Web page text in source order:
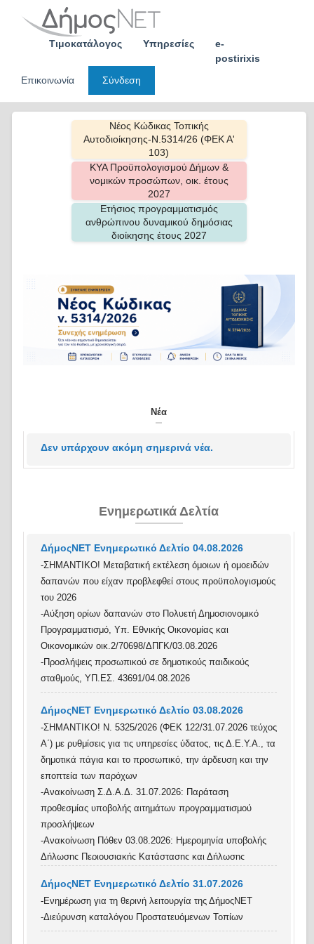
Τιμοκατάλογος Υπηρεσίες
e-
postirixis
Επικοινωνία
Σύνδεση
Νέος Κώδικας Τοπικής
Αυτοδιοίκησης-Ν.5314/26 (ΦΕΚ Α'
103)
ΚΥΑ Προϋπολογισμού Δήμων &
νομικών προσώπων, οικ. έτους
2027
Ετήσιος προγραμματισμός
ανθρώπινου δυναμικού δημόσιας
διοίκησης έτους 2027
Νέα
Δεν υπάρχουν ακόμη σημερινά νέα.
Ενημερωτικά Δελτία
ΔήμοςΝΕΤ Ενημερωτικό Δελτίο 04.08.2026
-ΣΗΜΑΝΤΙΚΟ! Μεταβατική εκτέλεση όμοιων ή ομοειδών
δαπανών που είχαν προβλεφθεί στους προϋπολογισμούς
του 2026
-Αύξηση ορίων δαπανών στο Πολυετή Δημοσιονομικό
Προγραμματισμό, Υπ. Εθνικής Οικονομίας και
Οικονομικών οικ.2/70698/ΔΠΓΚ/03.08.2026
-Προσλήψεις προσωπικού σε δημοτικούς παιδικούς
σταθμούς, ΥΠ.ΕΣ. 43691/04.08.2026
ΔήμοςΝΕΤ Ενημερωτικό Δελτίο 03.08.2026
-ΣΗΜΑΝΤΙΚΟ! Ν. 5325/2026 (ΦΕΚ 122/31.07.2026 τεύχος
Α΄) με ρυθμίσεις για τις υπηρεσίες ύδατος, τις Δ.Ε.Υ.Α., τα
δημοτικά πάγια και το προσωπικό, την άρδευση και την
εποπτεία των παρόχων
-Ανακοίνωση Σ.Δ.Α.Δ. 31.07.2026: Παράταση
προθεσμίας υποβολής αιτημάτων προγραμματισμού
προσλήψεων
-Ανακοίνωση Πόθεν 03.08.2026: Ημερομηνία υποβολής
Δήλωσης Περιουσιακής Κατάστασης και Δήλωσης
-Γνωστοποίηση λειτουργίας επιχειρήσεων στάθμευσης και
φύλαξης σκαφών, Υπ. Ναυτιλίας και Νησιωτικής
Πολιτικής 3152.3/ 54804 /2026/03.08.2026
ΔήμοςΝΕΤ Ενημερωτικό Δελτίο 31.07.2026
-Ενημέρωση για τη θερινή λειτουργία της ΔήμοςΝΕΤ
-Διεύρυνση καταλόγου Προστατευόμενων Τοπίων